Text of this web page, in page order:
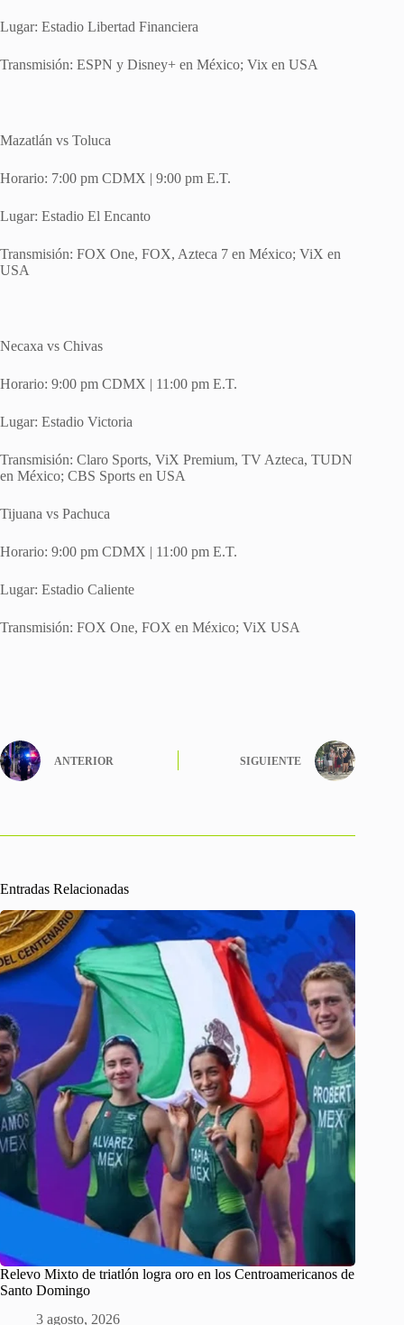
Lugar: Estadio Libertad Financiera
Transmisión: ESPN y Disney+ en México; Vix en USA
Mazatlán vs Toluca
Horario: 7:00 pm CDMX | 9:00 pm E.T.
Lugar: Estadio El Encanto
Transmisión: FOX One, FOX, Azteca 7 en México; ViX en
USA
Necaxa vs Chivas
Horario: 9:00 pm CDMX | 11:00 pm E.T.
Lugar: Estadio Victoria
Transmisión: Claro Sports, ViX Premium, TV Azteca, TUDN
en México; CBS Sports en USA
Tijuana vs Pachuca
Horario: 9:00 pm CDMX | 11:00 pm E.T.
Lugar: Estadio Caliente
Transmisión: FOX One, FOX en México; ViX USA
ANTERIOR SIGUIENTE
Entradas Relacionadas
Relevo Mixto de triatlón logra oro en los Centroamericanos de
Santo Domingo
3 agosto, 2026